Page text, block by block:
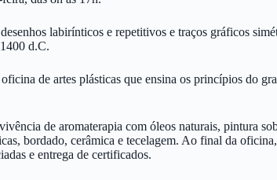
labirínticos e repetitivos e traços gráficos
d.C.
de artes plásticas que ensina os princípios do
de aromaterapia com óleos naturais, pintura
bordado, cerâmica e tecelagem. Ao final da
e entrega de certificados.